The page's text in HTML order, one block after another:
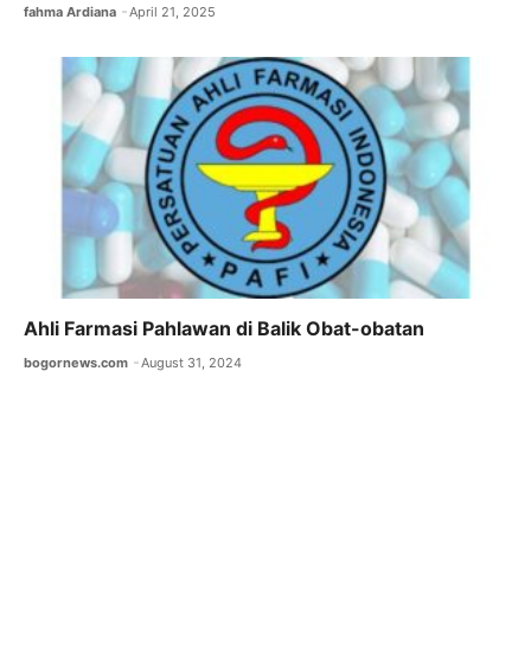
fahma Ardiana April 21, 2025
Ahli Farmasi Pahlawan di Balik Obat-obatan
bogornews.com August 31, 2024